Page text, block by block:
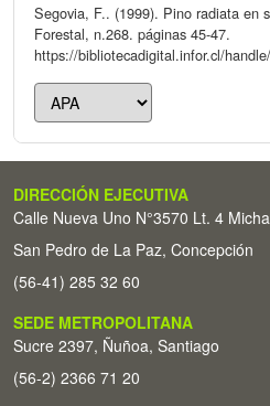
Segovia, F.. (1999). Pino radiata en
Forestal, n.268. páginas 45-47.
https://bibliotecadigital.infor.cl/
DIRECCIÓN EJECUTIVA
Calle Nueva Uno N°3570 Lt. 4
San Pedro de La Paz, Concepción
(56-41) 285 32 60
SEDE METROPOLITANA
Sucre 2397, Ñuñoa, Santiago
(56-2) 2366 71 20